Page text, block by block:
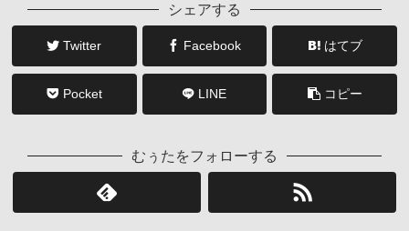
シェアする
Twitter Facebook はてブ
Pocket LINE コピー
むぅたをフォローする